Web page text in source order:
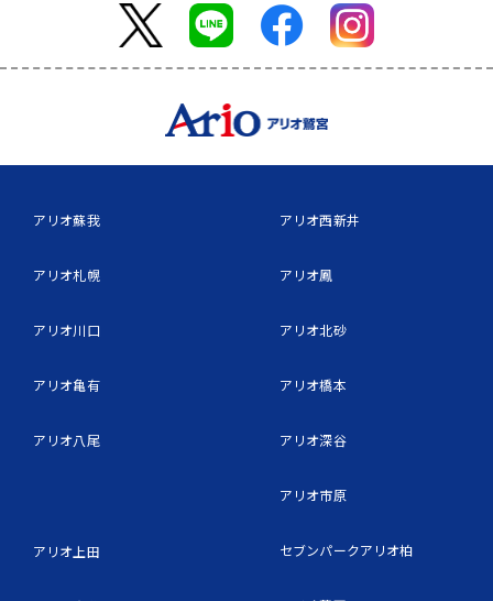
アリオ蘇我
アリオ札幌
アリオ川口
アリオ亀有
アリオ八尾
アリオ上田
アリオ西新井
アリオ鳳
アリオ北砂
アリオ橋本
アリオ深谷
アリオ市原
セブンパークアリオ柏